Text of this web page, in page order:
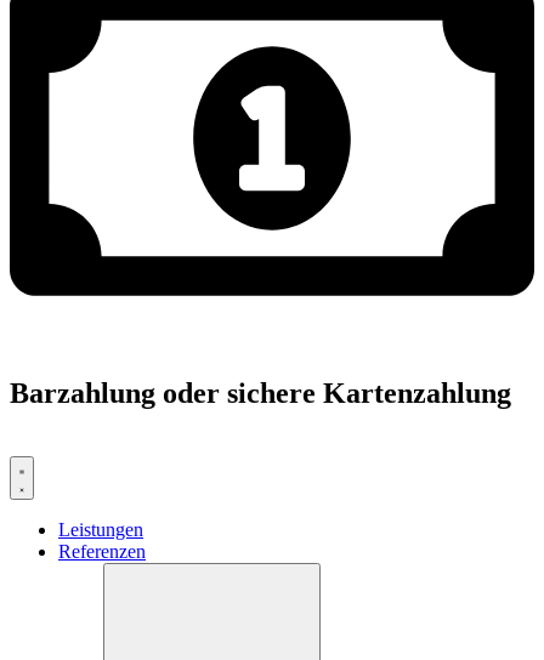
Barzahlung oder sichere Kartenzahlung
Leistungen
Referenzen